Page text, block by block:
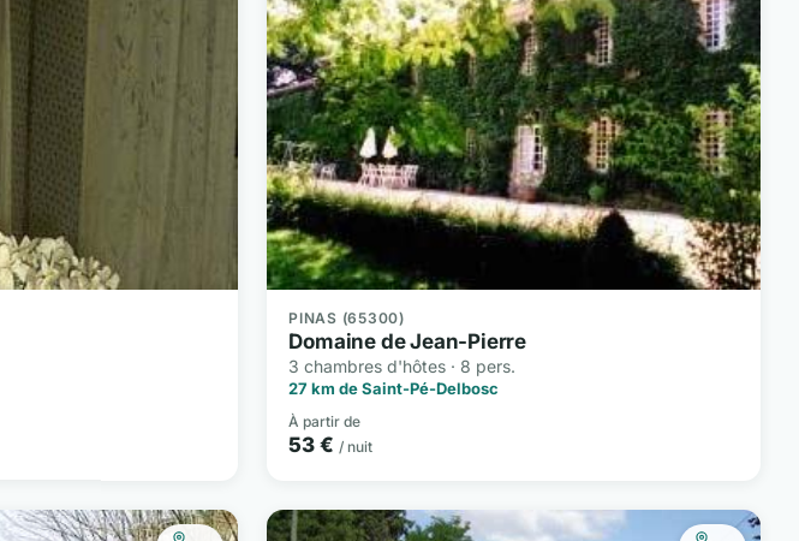
PINAS (65300)
Domaine de Jean-Pierre
3 chambres d'hôtes · 8 pers.
27 km de Saint-Pé-Delbosc
À partir de
53 € / nuit